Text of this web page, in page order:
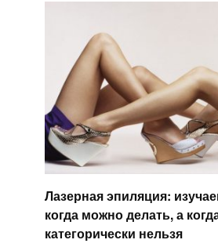
Лазерная эпиляция:
когда можно делать, а
категорически нельзя